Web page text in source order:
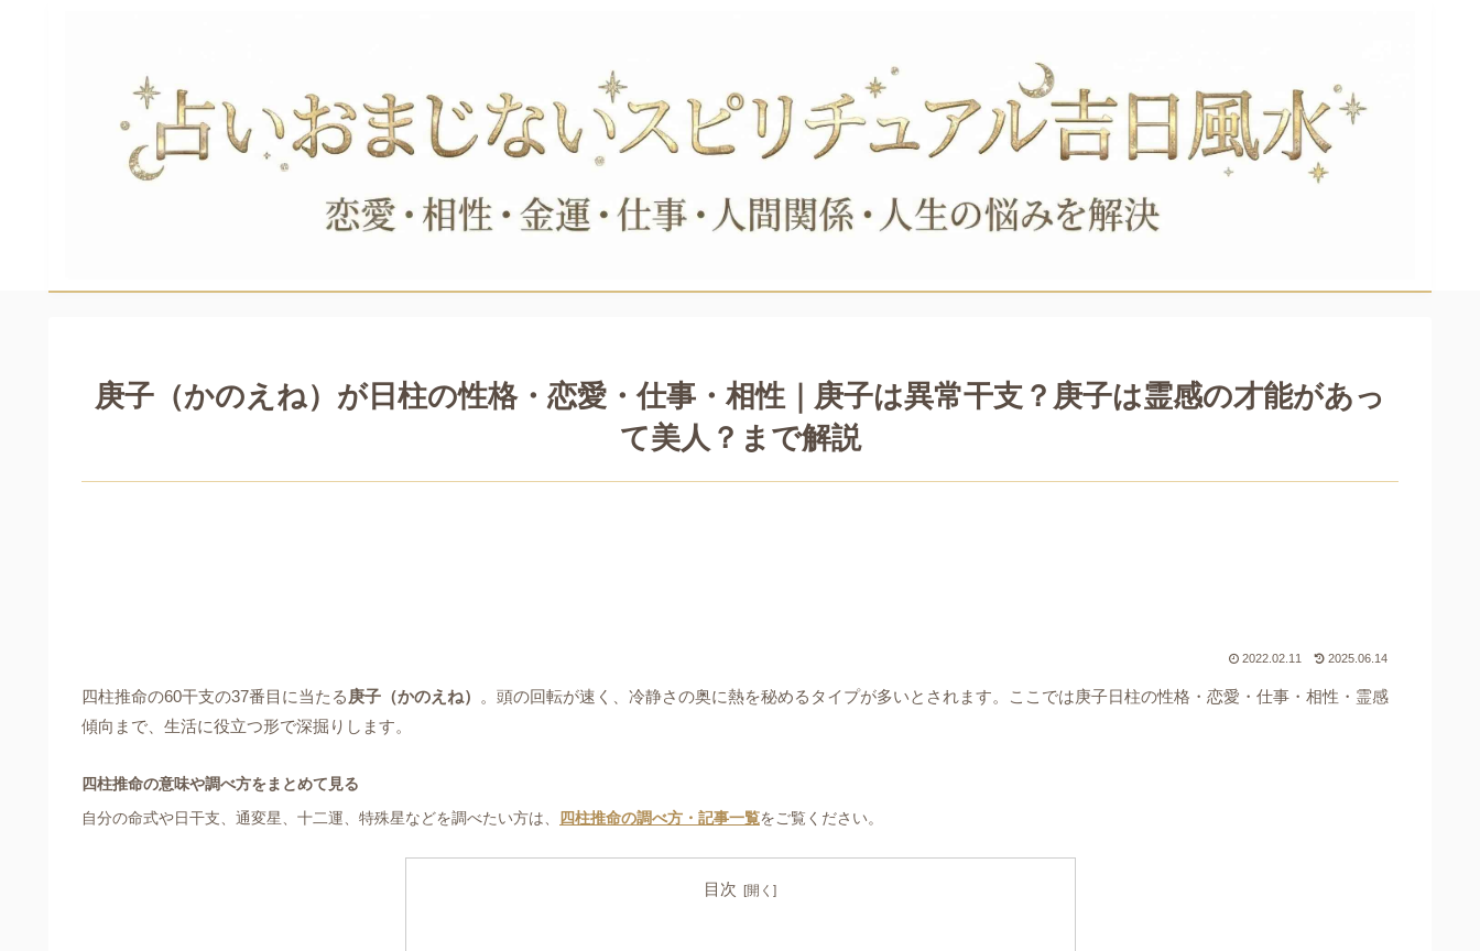
庚子（かのえね）が日柱の性格・恋愛・仕事・相性｜庚子は異常干支？庚子は霊感の才能があっ
て美人？まで解説
2022.02.11 2025.06.14
四柱推命の60干支の37番目に当たる 庚子（かのえね）
。頭の回転が速く、冷静さの奥に熱を秘めるタイプが多いとされます。ここでは庚子日柱の性格・恋愛・仕事・相性・霊感
傾向まで、生活に役立つ形で深掘りします。
四柱推命の意味や調べ方をまとめて見る
自分の命式や日干支、通変星、十二運、特殊星などを調べたい方は、
四柱推命の調べ方・記事一覧をご覧ください。
目次